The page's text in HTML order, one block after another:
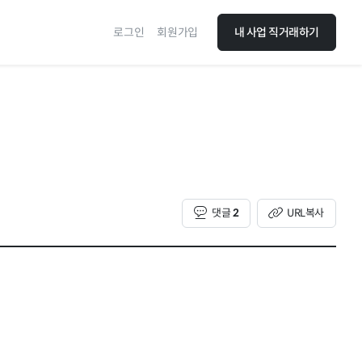
로그인 회원가입 내 사업 직거래하기
댓글2 URL복사